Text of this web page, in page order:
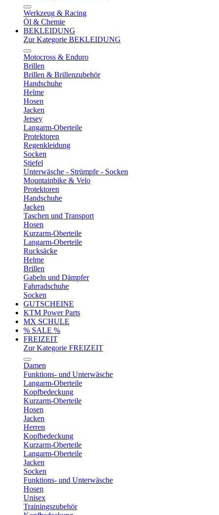
Werkzeug & Racing
Öl & Chemie
BEKLEIDUNG
Zur Kategorie BEKLEIDUNG
Motocross & Enduro
Brillen
Brillen & Brillenzubehör
Handschuhe
Helme
Hosen
Jacken
Jersey
Langarm-Oberteile
Protektoren
Regenkleidung
Socken
Stiefel
Unterwäsche - Strümpfe - Socken
Mountainbike & Velo
Protektoren
Handschuhe
Jacken
Taschen und Transport
Hosen
Kurzarm-Oberteile
Langarm-Oberteile
Rucksäcke
Helme
Brillen
Gabeln und Dämpfer
Fahrradschuhe
Socken
GUTSCHEINE
KTM Power Parts
MX SCHULE
% SALE %
FREIZEIT
Zur Kategorie FREIZEIT
Damen
Funktions- und Unterwäsche
Langarm-Oberteile
Kopfbedeckung
Kurzarm-Oberteile
Hosen
Jacken
Herren
Kopfbedeckung
Kurzarm-Oberteile
Langarm-Oberteile
Jacken
Socken
Funktions- und Unterwäsche
Hosen
Unisex
Trainingszubehör